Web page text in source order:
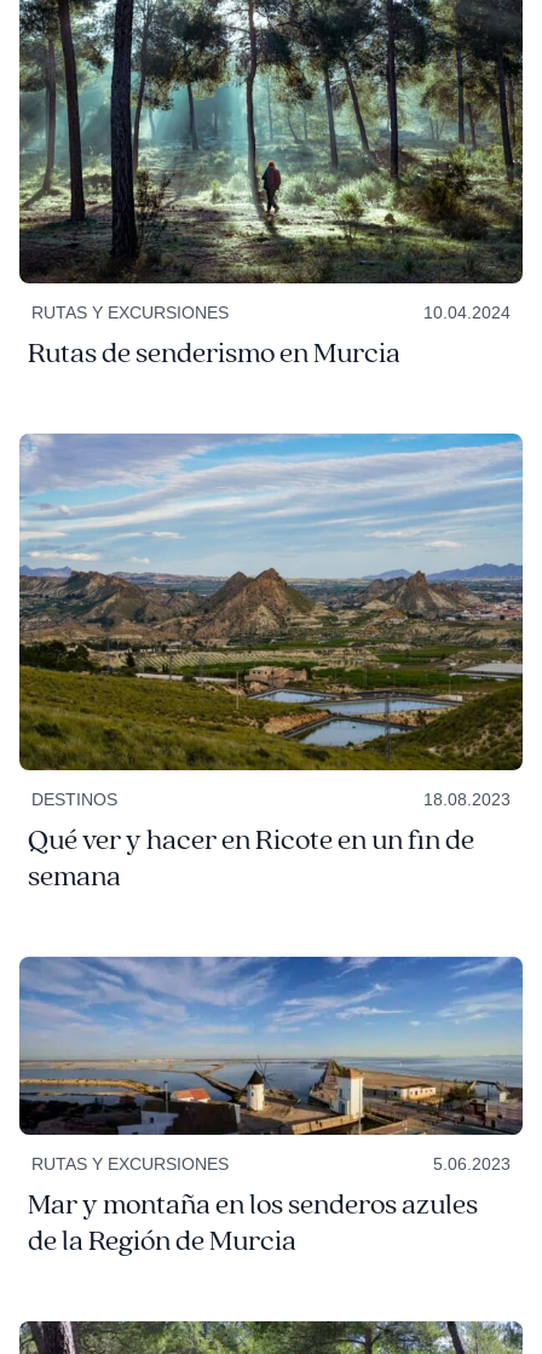
RUTAS Y EXCURSIONES 10.04.2024
Rutas de senderismo en Murcia
DESTINOS 18.08.2023
Qué ver y hacer en Ricote en un fin de
semana
RUTAS Y EXCURSIONES 5.06.2023
Mar y montaña en los senderos azules
de la Región de Murcia